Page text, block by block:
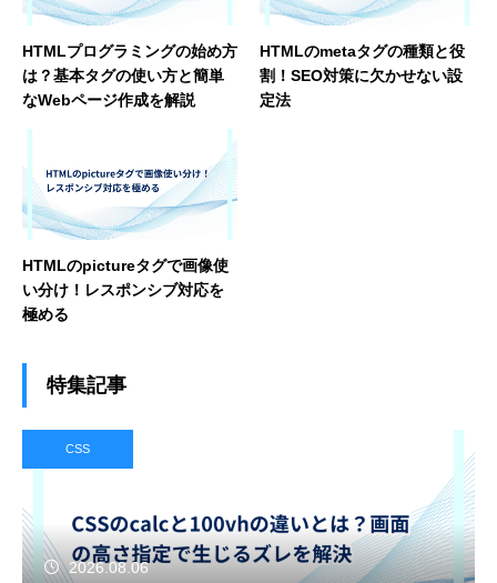
HTMLプログラミングの始め方
は？基本タグの使い方と簡単
なWebページ作成を解説
HTMLのmetaタグの種類と役
割！SEO対策に欠かせない設
定法
HTMLのpictureタグで画像使
い分け！レスポンシブ対応を
極める
特集記事
CSS
2026.08.06